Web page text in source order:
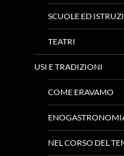
SCUOLE ED
TEATRI
USI E TRADIZIONI
COME ERAVAMO
NEL CORSO DEL